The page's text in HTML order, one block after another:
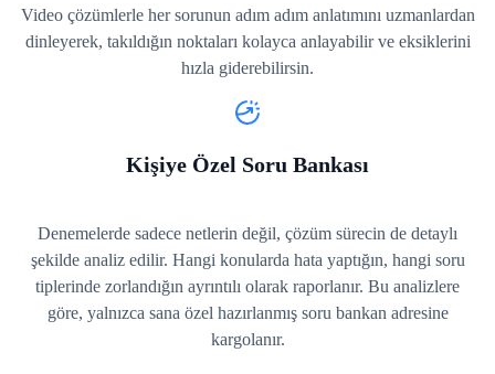
Video çözümlerle her sorunun adım adım anlatımını uzmanlardan
dinleyerek, takıldığın noktaları kolayca anlayabilir ve eksiklerini
hızla giderebilirsin.
Kişiye Özel Soru Bankası
Denemelerde sadece netlerin değil, çözüm sürecin de detaylı
şekilde analiz edilir. Hangi konularda hata yaptığın, hangi soru
tiplerinde zorlandığın ayrıntılı olarak raporlanır. Bu analizlere
göre, yalnızca sana özel hazırlanmış soru bankan adresine
kargolanır.